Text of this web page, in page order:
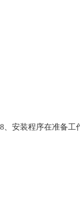
8、安装程序在准备工